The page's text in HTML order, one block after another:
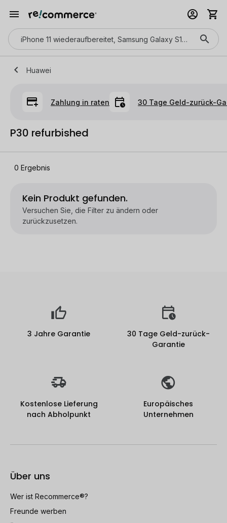
Huawei
Zahlung in raten 30 Tage Geld-zurück-
P30 refurbished
0 Ergebnis
Kein Produkt gefunden.
Versuchen Sie, die Filter zu ändern oder
zurückzusetzen.
3 Jahre Garantie
30 Tage Geld-zurück-
Garantie
Kostenlose Lieferung
nach Abholpunkt
Europäisches
Unternehmen
Über uns
Wer ist Recommerce®?
Freunde werben